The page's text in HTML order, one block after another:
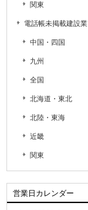
関東
電話帳未掲載建設業
中国・四国
九州
全国
北海道・東北
北陸・東海
近畿
関東
営業日カレンダー